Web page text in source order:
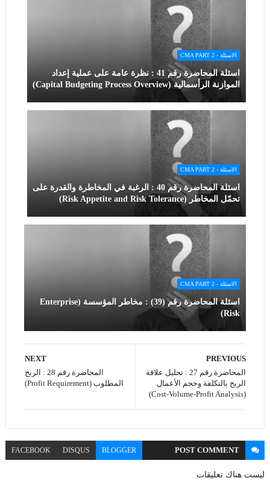
الاسئلة - CMA PART 2
اسئلة المحاضرة رقم 41 : نظرة عامة على عملية إعداد
الموازنة الرأسمالية (Capital Budgeting Process Overview)
الاسئلة - CMA PART 2
اسئلة المحاضرة رقم 40 : الرغبة في المخاطرة والقدرة على
تحمّل المخاطر (Risk Appetite and Risk Tolerance)
الاسئلة - CMA PART 2
اسئلة المحاضرة رقم (39) : مخاطر المؤسسة (Enterprise
Risk)
NEXT
المحاضرة رقم 28 : الربح
المطلوب (Profit Requirement)
PREVIOUS
المحاضرة رقم 27 : تحليل علاقة
الربح بالتكلفة وحجم الأعمال
(Cost-Volume-Profit Analysis)
POSTCOMMENT
BLOGGER
DISQUS
FACEBOOK
ليست هناك تعليقات